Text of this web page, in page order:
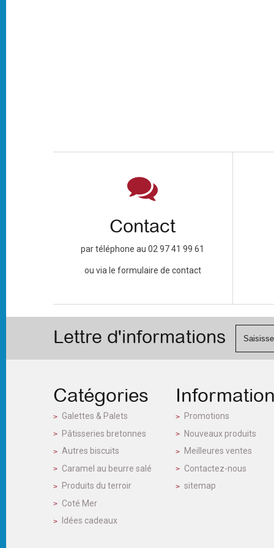
Contact
par téléphone au 02 97 41 99 61
ou via le formulaire de contact
Lettre d'informations
Catégories
Galettes & Palets
Pâtisseries bretonnes
Autres biscuits
Caramel au beurre salé
Produits du terroir
Coté Mer
Idées cadeaux
Promotions
Nouveaux produits
Meilleures ventes
Contactez-nous
sitemap